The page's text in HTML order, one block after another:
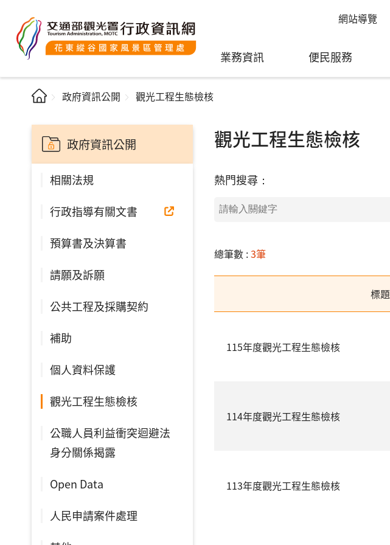
網站導覽
業務資訊 便民服務
政府資訊公開 觀光工程生態檢核
政府資訊公開
相關法規
行政指導有關文書
預算書及決算書
請願及訴願
公共工程及採購契約
補助
個人資料保護
觀光工程生態檢核
公職人員利益衝突迴避法
身分關係揭露
Open Data
人民申請案件處理
觀光工程生態檢核
熱門搜尋：
總筆數 :3筆
標題
115年度觀光工程生態檢核
114年度觀光工程生態檢核
113年度觀光工程生態檢核